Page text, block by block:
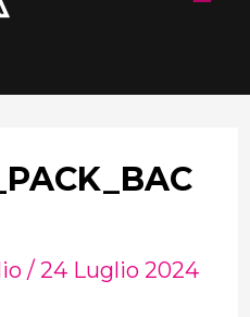
/ 24 Luglio 2024